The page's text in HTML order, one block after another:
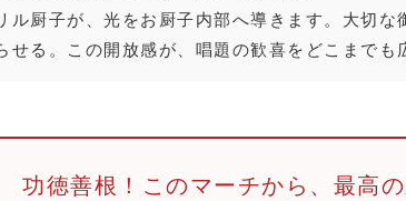
ル厨子が、光をお厨子内部へ導きます。大切
せる。この開放感が、唱題の歓喜をどこまでも
功徳善根！このマーチから、最高の